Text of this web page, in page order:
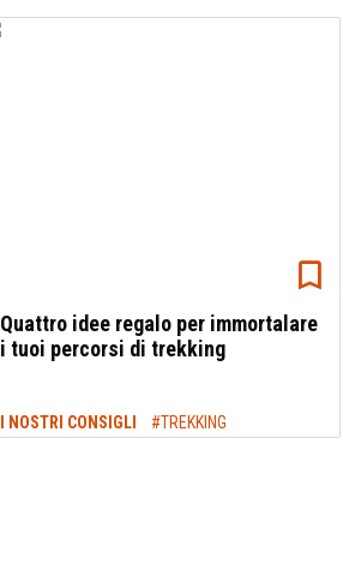
Quattro idee regalo per immortalare
i tuoi percorsi di trekking
I NOSTRI CONSIGLI #TREKKING